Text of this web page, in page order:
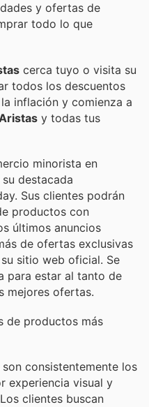
y ofertas de
todo lo que
cerca tuyo o visita su
todos los descuentos
inflación y comienza a
Aristas y todas tus
minorista en
destacada
Sus clientes podrán
productos con
últimos anuncios
de ofertas exclusivas
sitio web oficial. Se
para estar al tanto de
mejores ofertas.
de productos más
consistentemente los
experiencia visual y
clientes buscan